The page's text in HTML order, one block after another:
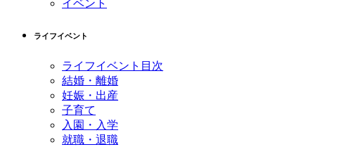
イベント
ライフイベント
ライフイベント目次
結婚・離婚
妊娠・出産
子育て
入園・入学
就職・退職